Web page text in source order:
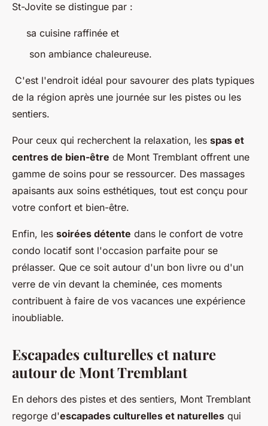
St-Jovite se distingue par :
sa cuisine raffinée et
son ambiance chaleureuse.
C'est l'endroit idéal pour savourer des plats typiques
de la région après une journée sur les pistes ou les
sentiers.
Pour ceux qui recherchent la relaxation, les spas et
centres de bien-être de Mont Tremblant offrent une
gamme de soins pour se ressourcer. Des massages
apaisants aux soins esthétiques, tout est conçu pour
votre confort et bien-être.
Enfin, les soirées détente dans le confort de votre
condo locatif sont l'occasion parfaite pour se
prélasser. Que ce soit autour d'un bon livre ou d'un
verre de vin devant la cheminée, ces moments
contribuent à faire de vos vacances une expérience
inoubliable.
Escapades culturelles et nature
autour de Mont Tremblant
En dehors des pistes et des sentiers, Mont Tremblant
regorge d'escapades culturelles et naturelles qui